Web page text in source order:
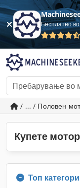
/ ... / Половен
Купете
Топ